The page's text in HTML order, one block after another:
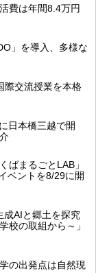
費は年間8.4万円
」を導入、多様な
際交流授業を本格
日本橋三越で開
ばまるごとLAB」
ベントを8/29に開
AIと郷土を探究
校の取組から～」
の出発点は自然現